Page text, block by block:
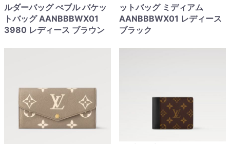
ルダーバッグ ぺブル バケッ
トバッグ AANBBBWX01
3980 レディース ブラウン
ットバッグ ミディアム
AANBBBWX01 レディース
ブラック